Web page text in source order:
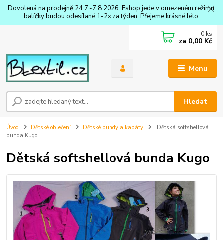
Dovolená na prodejně 24.7.-7.8.2026. Eshop jede v omezeném režimu,
balíčky budou odesílané 1-2x za týden. Přejeme krásné léto.
Menu
Hledat
0 ks
za 0,00 Kč
Úvod Dětské oblečení Dětské bundy a kabáty
Dětská softshellová
bunda Kugo
Dětská softshellová bunda Kugo